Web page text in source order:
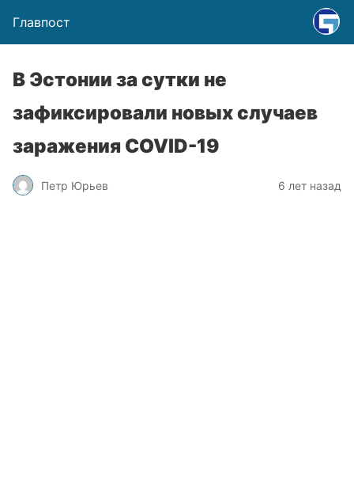
Главпост
В Эстонии за сутки не
зафиксировали новых случаев
заражения COVID-19
Петр Юрьев 6 лет назад